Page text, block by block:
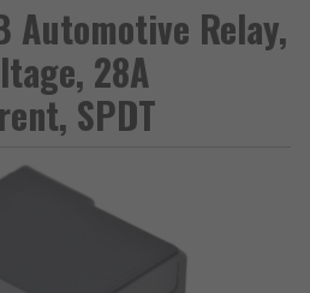
Automotive Relay,
28A
SPDT